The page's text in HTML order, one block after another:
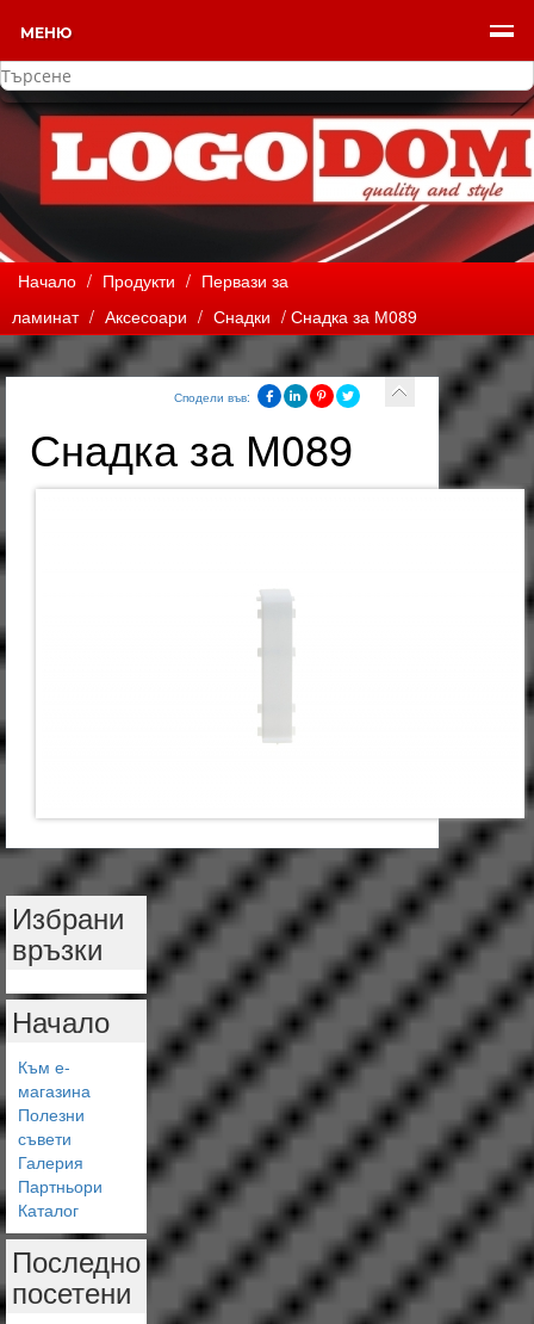
МЕНЮ
Начало / Продукти / Первази за
ламинат / Аксесоари / Снадки / Снадка за М089
Сподели във:
Снадка за М089
Избрани
връзки
Начало
Към е-
магазина
Полезни
съвети
Галерия
Партньори
Каталог
Последно
посетени